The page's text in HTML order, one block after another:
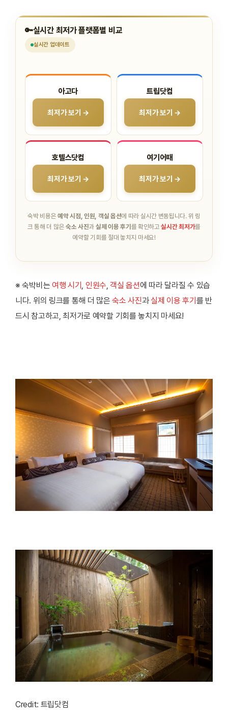
🔑실시간 최저가 플랫폼별 비교
실시간 업데이트
아고다
최저가 보기 →
트립닷컴
최저가 보기 →
호텔스닷컴
최저가 보기 →
여기어때
최저가 보기 →
숙박 비용은예약 시점, 인원, 객실 옵션에 따라 실시간 변동됩니다. 위 링
크 통해 더 많은 숙소 사진과 실제 이용 후기를 확인하고실시간 최저가를
예약할 기회를 절대 놓치지 마세요!
※ 숙박비는 여행 시기 , 인원수, 객실 옵션에 따라 달라질 수 있습
니다. 위의 링크를 통해 더 많은 숙소 사진과실제 이용 후기 를 반
드시 참고하고, 최저가로 예약할 기회를 놓치지 마세요!
Credit: 트립닷컴